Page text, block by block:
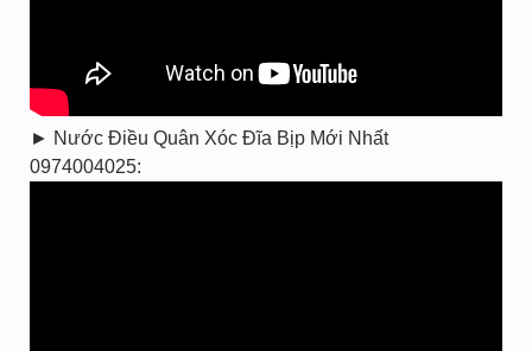
► Nước Điều Quân Xóc Đĩa Bịp Mới Nhất
0974004025: